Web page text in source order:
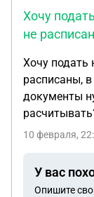
Хочу
не
Хочу подать
расписаны,
документы
10 февраля,
У вас
Опишите